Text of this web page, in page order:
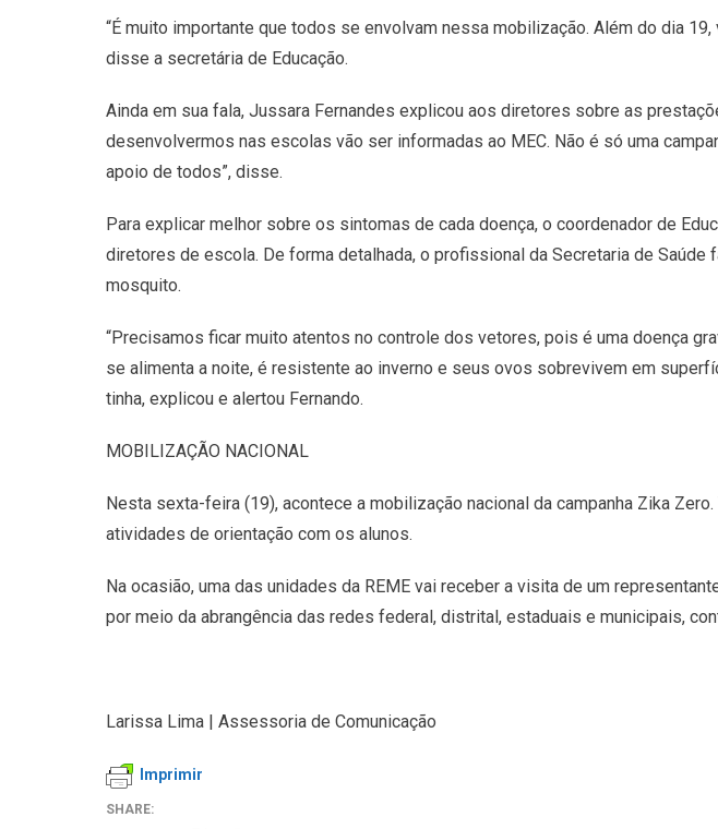
“É muito importante que todos se envolvam nessa mobilização. Além do dia
disse a secretária de Educação.
Ainda em sua fala, Jussara Fernandes explicou aos diretores sobre as
desenvolvermos nas escolas vão ser informadas ao MEC. Não é só uma
apoio de todos”, disse.
Para explicar melhor sobre os sintomas de cada doença, o coordenador de
diretores de escola. De forma detalhada, o profissional da Secretaria de
mosquito.
“Precisamos ficar muito atentos no controle dos vetores, pois é uma doença
se alimenta a noite, é resistente ao inverno e seus ovos sobrevivem em
tinha, explicou e alertou Fernando.
MOBILIZAÇÃO NACIONAL
Nesta sexta-feira (19), acontece a mobilização nacional da campanha Zika
atividades de orientação com os alunos.
Na ocasião, uma das unidades da REME vai receber a visita de um
por meio da abrangência das redes federal, distrital, estaduais e municipais,
Larissa Lima | Assessoria de Comunicação
Imprimir